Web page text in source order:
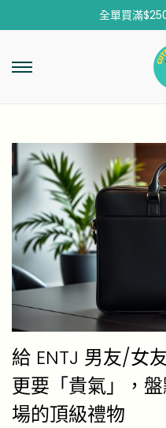
全單買滿
給 ENTJ 男友/女
更要「貴氣」，
場的頂級禮物